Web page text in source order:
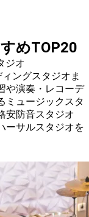
めTOP20
ジオ
ングスタジオま
や演奏・レコーデ
ミュージックスタ
安防音スタジオ
ーサルスタジオを